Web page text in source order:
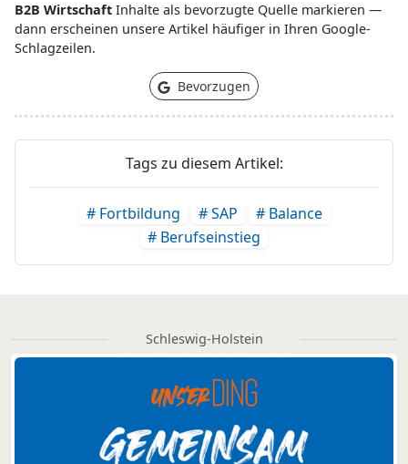
B2B Wirtschaft Inhalte als bevorzugte Quelle markieren —
dann erscheinen unsere Artikel häufiger in Ihren Google-
Schlagzeilen.
Bevorzugen
Tags zu diesem Artikel:
# Fortbildung # SAP
# Balance
# Berufseinstieg
Schleswig-Holstein